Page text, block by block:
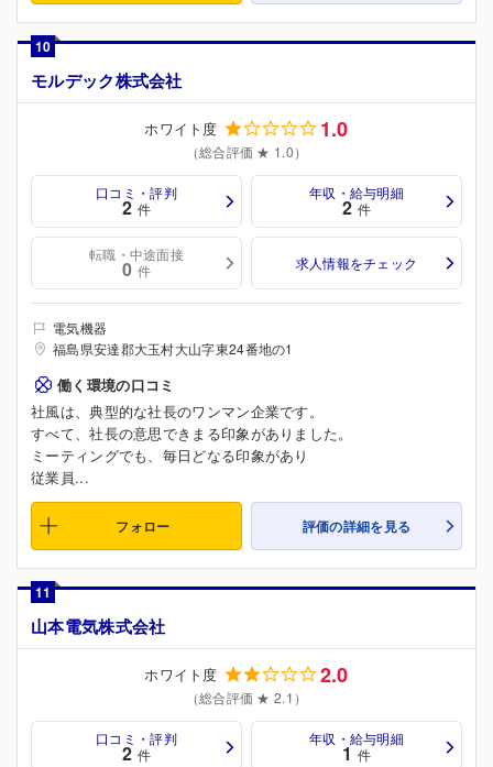
10
モルデック株式会社
ホワイト度 1.0
（総合評価 ★ 1.0）
口コミ・評判
2 件
年収・給与明細
2 件
転職・中途面接
0 件 求人情報をチェック
電気機器
福島県安達郡大玉村大山字東24番地の1
働く環境の口コミ
社風は、典型的な社長のワンマン企業です。
すべて、社長の意思できまる印象がありました。
ミーティングでも、毎日どなる印象があり
従業員...
フォロー 評価の詳細を見る
11
山本電気株式会社
ホワイト度 2.0
（総合評価 ★ 2.1）
口コミ・評判
2 件
年収・給与明細
1 件